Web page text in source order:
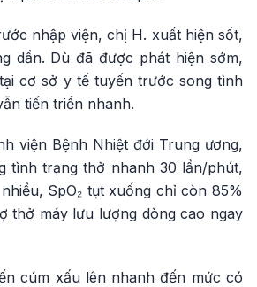
nhập viện, chị H. xuất hiện sốt,
dần. Dù đã được phát hiện sớm,
cơ sở y tế tuyến trước song tình
tiến triển nhanh.
viện Bệnh Nhiệt đới Trung ương,
tình trạng thở nhanh 30 lần/phút,
SpO₂ tụt xuống chỉ còn 85%
thở máy lưu lượng dòng cao ngay
cúm xấu lên nhanh đến mức có